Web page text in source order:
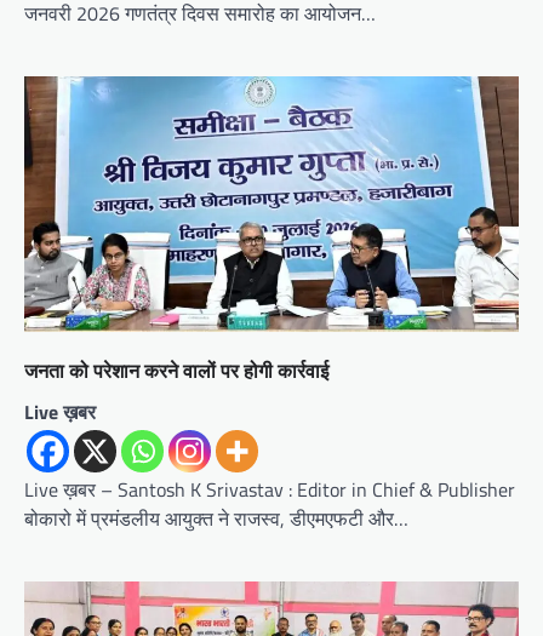
जनवरी 2026 गणतंत्र दिवस समारोह का आयोजन…
जनता को परेशान करने वालों पर होगी कार्रवाई
Live ख़बर
Live ख़बर – Santosh K Srivastav : Editor in Chief & Publisher
बोकारो में प्रमंडलीय आयुक्त ने राजस्व, डीएमएफटी और…